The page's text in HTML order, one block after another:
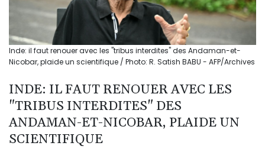
Inde: il faut renouer avec les "tribus interdites" des Andaman-et-
Nicobar, plaide un scientifique / Photo: R. Satish BABU - AFP/Archives
INDE: IL FAUT RENOUER AVEC LES
"TRIBUS INTERDITES" DES
ANDAMAN-ET-NICOBAR, PLAIDE UN
SCIENTIFIQUE